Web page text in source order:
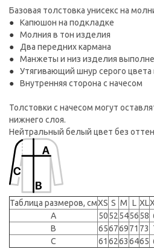
Базовая толстовка унисекс на
Капюшон на подкладке
Молния в тон изделия
Два передних кармана
Манжеты и низ изделия
Утягивающий шнур серого
Внутренняя сторона с начесом
Толстовки с начесом могут
нижнего слоя.
Нейтральный белый цвет без
Таблица размеров, смXS S M L XL
A
5052545658
B
65676971 73
C
61 62636465